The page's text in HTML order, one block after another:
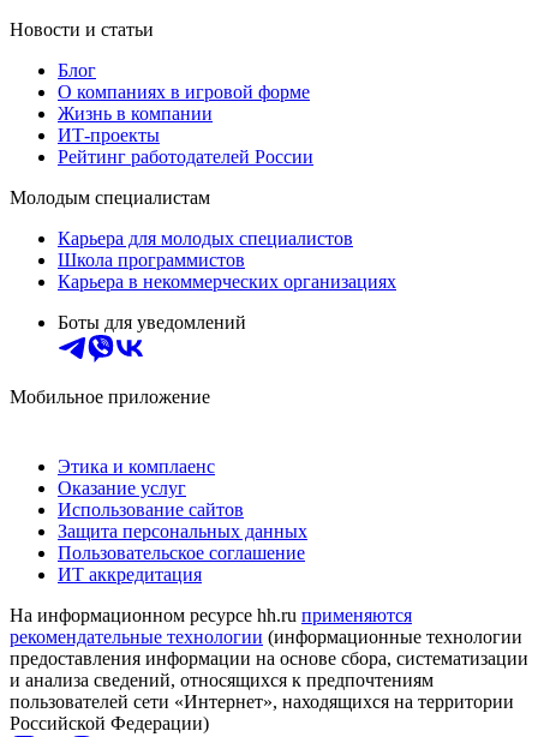
Новости и статьи
Блог
О компаниях в игровой форме
Жизнь в компании
ИТ-проекты
Рейтинг работодателей России
Молодым специалистам
Карьера для молодых специалистов
Школа программистов
Карьера в некоммерческих организациях
Боты для уведомлений
Мобильное приложение
Этика и комплаенс
Оказание услуг
Использование сайтов
Защита персональных данных
Пользовательское соглашение
ИТ аккредитация
На информационном ресурсе hh.ru применяются
рекомендательные технологии (информационные технологии
предоставления информации на основе сбора, систематизации
и анализа сведений, относящихся к предпочтениям
пользователей сети «Интернет», находящихся на территории
Российской Федерации)